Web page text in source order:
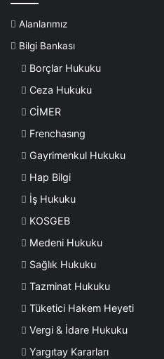
Alanlarımız
Bilgi Bankası
Borçlar Hukuku
Ceza Hukuku
CİMER
Frenchasıng
Gayrimenkul Hukuku
Hap Bilgi
İş Hukuku
KOSGEB
Medeni Hukuku
Sağlık Hukuku
Tazminat Hukuku
Tüketici Hakem Heyeti
Vergi & İdare Hukuku
Yargıtay Kararları